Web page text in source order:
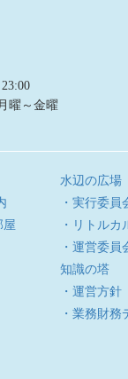
曜～金曜
屋
水辺の広場
・実行委員
・リトルカ
・運営委員
知識の塔
・運営方針
・業務財務